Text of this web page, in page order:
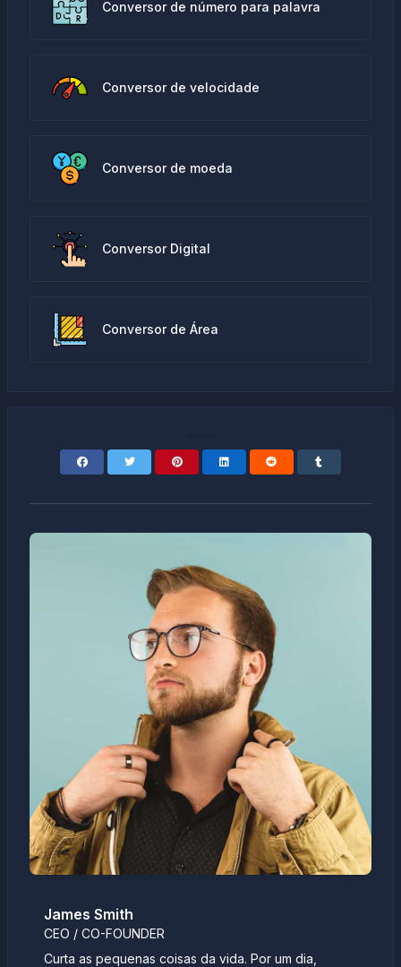
Conversor de número para palavra
Conversor de velocidade
Conversor de moeda
Conversor Digital
Conversor de Área
James Smith
CEO / CO-FOUNDER
Curta as pequenas coisas da vida. Por um dia,